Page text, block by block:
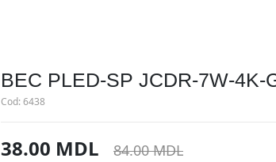
BEC PLED-SP JCDR-7W-4K-
Cod:6438
38.00 MDL 84.00 MDL